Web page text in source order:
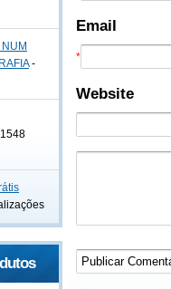
-
1548
Email
*
Website